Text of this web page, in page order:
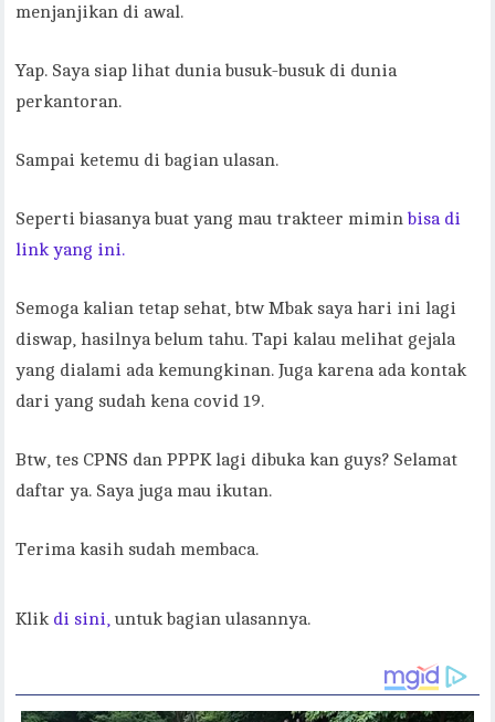
menjanjikan di awal.
Yap. Saya siap lihat dunia busuk-busuk di dunia
perkantoran.
Sampai ketemu di bagian ulasan.
Seperti biasanya buat yang mau trakteer miminbisa di
link yang ini.
Semoga kalian tetap sehat, btw Mbak saya hari ini lagi
diswap, hasilnya belum tahu. Tapi kalau melihat gejala
yang dialami ada kemungkinan. Juga karena ada kontak
dari yang sudah kena covid 19.
Btw, tes CPNS dan PPPK lagi dibuka kan guys? Selamat
daftar ya. Saya juga mau ikutan.
Terima kasih sudah membaca.
Klik di sini, untuk bagian ulasannya.